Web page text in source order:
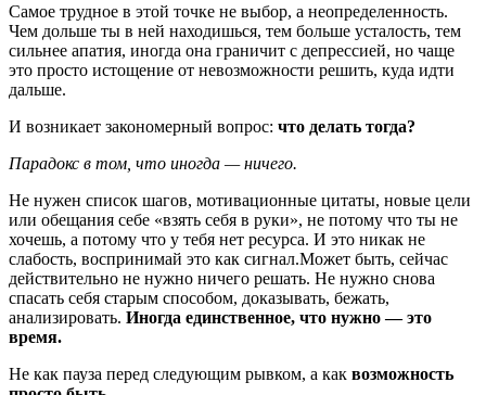
Самое трудное в этой точке не выбор, а неопределенность.
Чем дольше ты в ней находишься, тем больше усталость, тем
сильнее апатия, иногда она граничит с депрессией, но чаще
это просто истощение от невозможности решить, куда идти
дальше.
И возникает закономерный вопрос: что делать тогда?
Парадокс в том, что иногда — ничего.
Не нужен список шагов, мотивационные цитаты, новые цели
или обещания себе «взять себя в руки», не потому что ты не
хочешь, а потому что у тебя нет ресурса. И это никак не
слабость, воспринимай это как сигнал.Может быть, сейчас
действительно не нужно ничего решать. Не нужно снова
спасать себя старым способом, доказывать, бежать,
анализировать. Иногда единственное, что нужно — это
время.
Не как пауза перед следующим рывком, а как возможность